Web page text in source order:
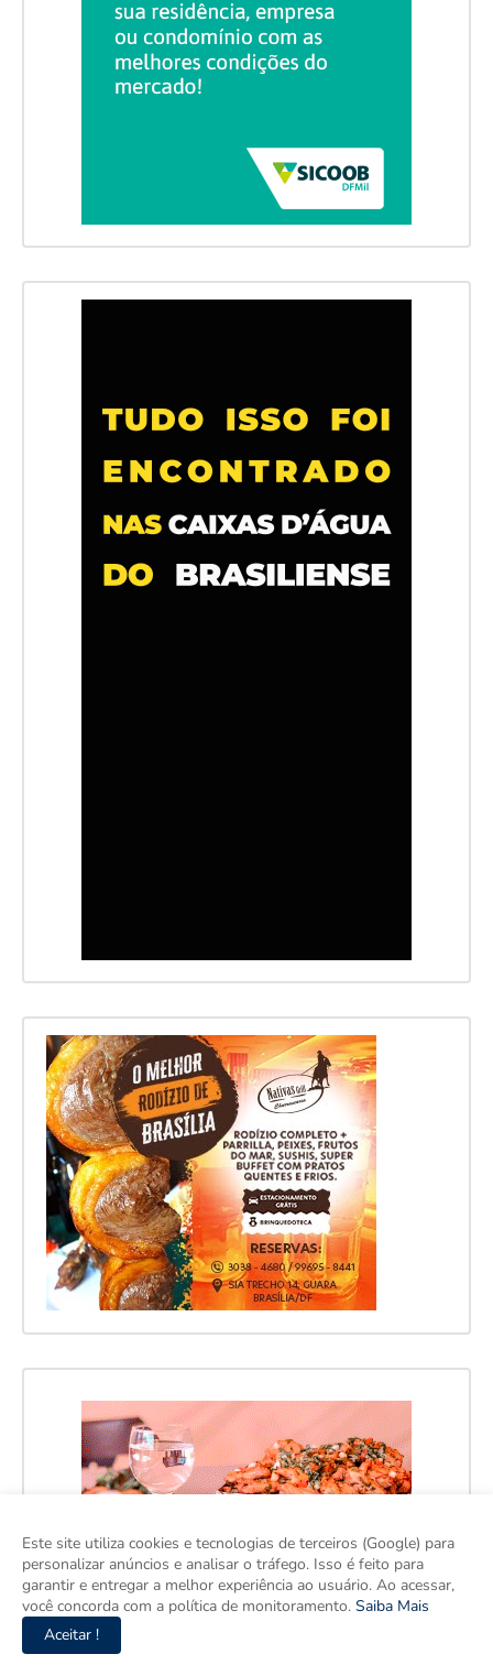
Este site utiliza cookies e tecnologias de terceiros (Google) para
personalizar anúncios e analisar o tráfego. Isso é feito para
garantir e entregar a melhor experiência ao usuário. Ao acessar,
você concorda com a política de monitoramento. Saiba Mais
Aceitar !